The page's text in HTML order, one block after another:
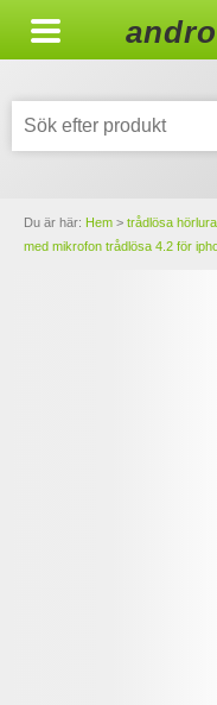
Du är här: Hem > trådlösa
med mikrofon trådlösa 4.2 för